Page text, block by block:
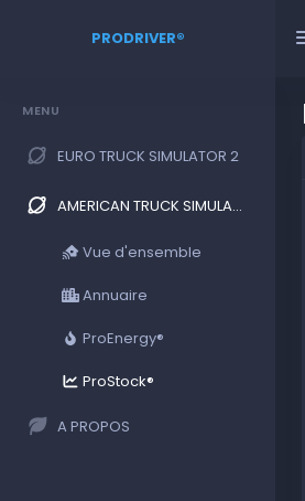
PRODRIVER®
MENU
EURO TRUCK SIMULATOR 2
AMERICAN TRUCK SIMULATOR
Vue d'ensemble
Annuaire
ProEnergy®
ProStock®
A PROPOS